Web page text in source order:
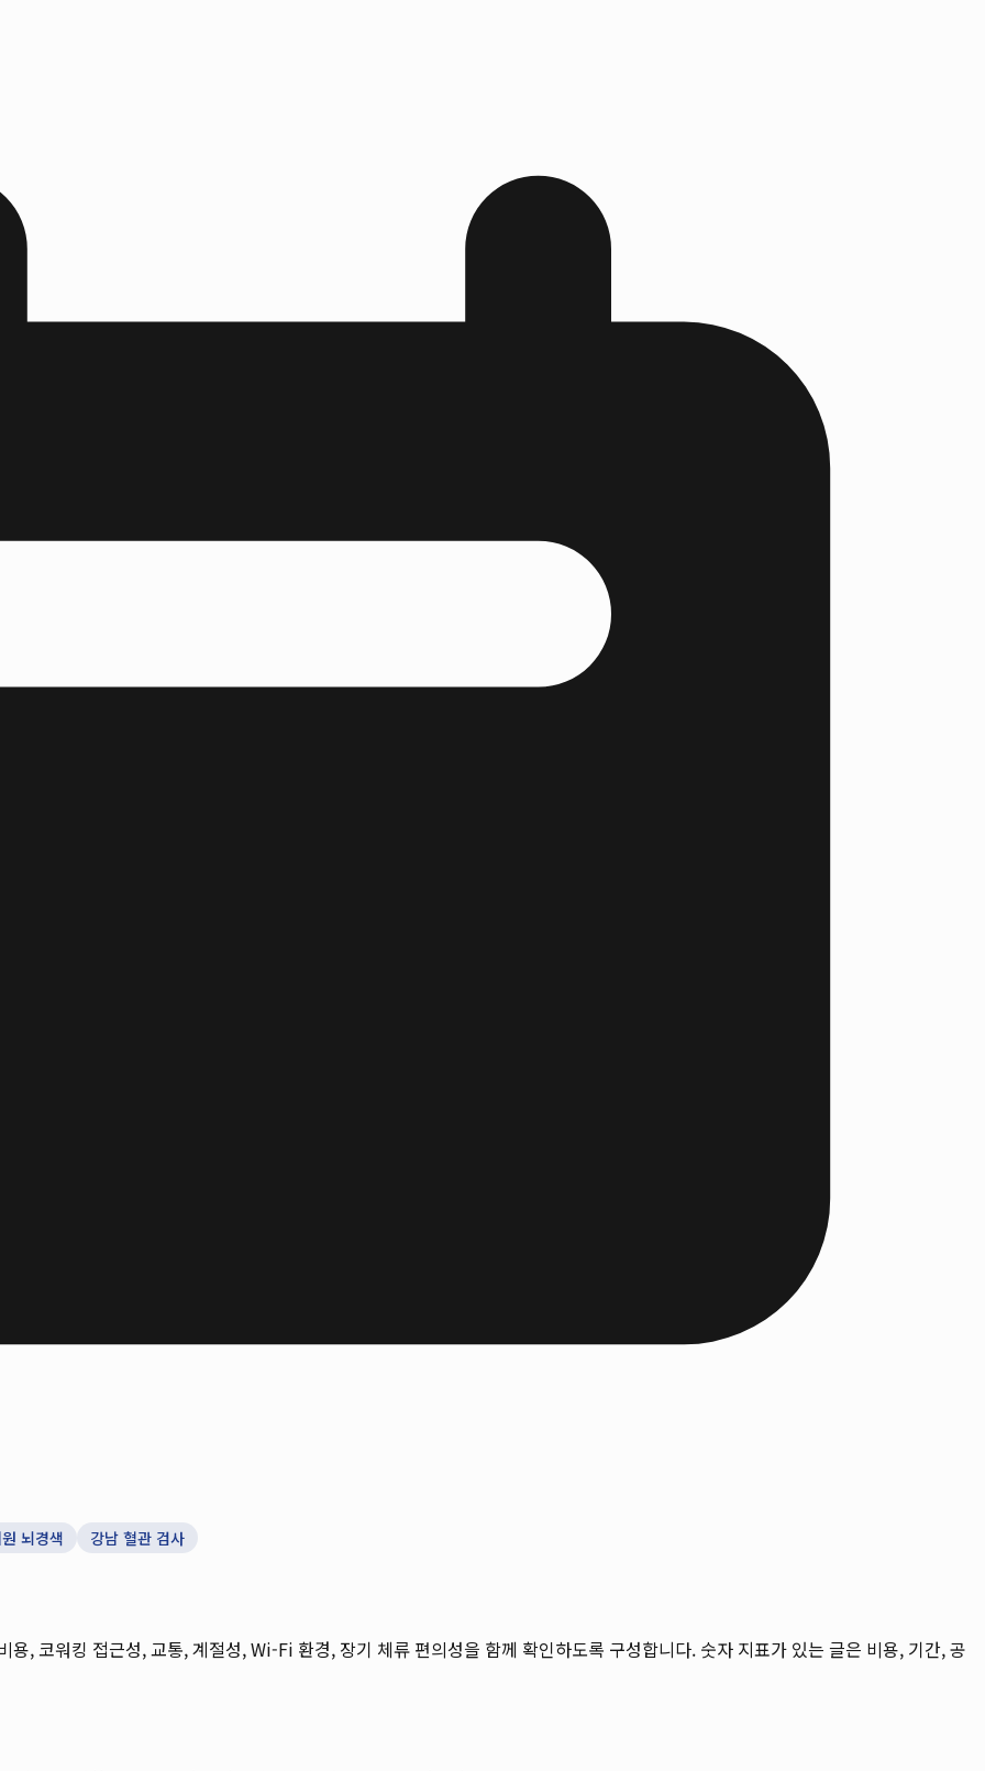
뇌경색 강남 혈관 검사
, 코워킹 접근성, 교통, 계절성, Wi-Fi 환경, 장기 체류 편의성을 함께 확인하도록 구성합니다. 숫자 지표가 있는 글은 비용, 기간, 공